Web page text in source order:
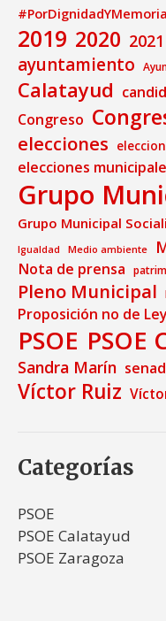
#PorDignidadYMemoria
2019 2020 2021
ayuntamiento
Calatayud
Congreso
elecciones
elecciones
Grupo
Grupo Municipal
Igualdad Medio ambiente
Nota de prensa
Pleno Municipal
Proposición no de Ley
PSOE PSOE
Sandra Marín
Víctor Ruiz
Categorías
PSOE
PSOE Calatayud
PSOE Zaragoza